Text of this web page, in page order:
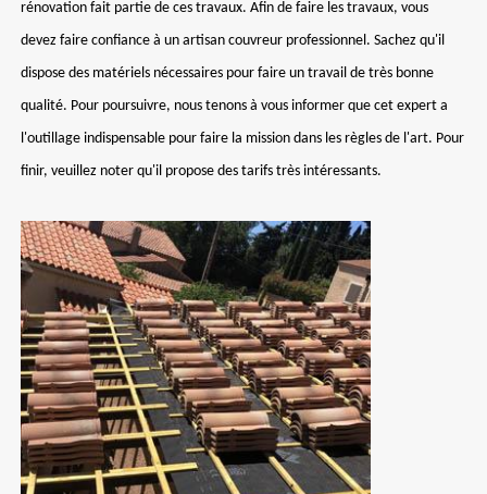
rénovation fait partie de ces travaux. Afin de faire les travaux, vous
devez faire confiance à un artisan couvreur professionnel. Sachez qu'il
dispose des matériels nécessaires pour faire un travail de très bonne
qualité. Pour poursuivre, nous tenons à vous informer que cet expert a
l'outillage indispensable pour faire la mission dans les règles de l'art. Pour
finir, veuillez noter qu'il propose des tarifs très intéressants.